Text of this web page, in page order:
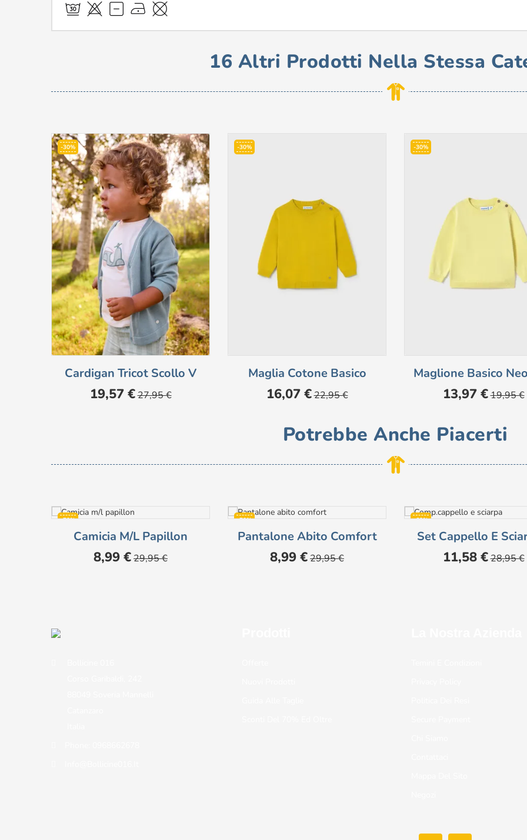
16 Altri Prodotti Nella Stessa
-30%
Cardigan Tricot Scollo V
Prezzo
19,57 € Prezzo
base
27,95 €
-30%
Maglia Cotone Basico
Prezzo
16,07 € Prezzo
base
22,95 €
-30%
Maglione Basico
Prezzo
13,97 € Prezzo
base
19,95 €
Potrebbe Anche Piacerti
-70%
Camicia M/l Papillon
Prezzo
8,99 € Prezzo
base
29,95 €
-70%
Pantalone Abito Comfort
Prezzo
8,99 € Prezzo
base
29,95 €
-60%
Set Cappello E
Prezzo
11,58 € Prezzo
base
28,95 €